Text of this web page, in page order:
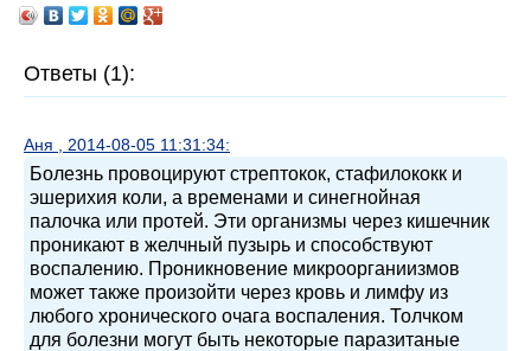
Ответы (1):
Аня , 2014-08-05 11:31:34:
Болезнь провоцируют стрептокок, стафилококк и
эшерихия коли, а временами и синегнойная
палочка или протей. Эти организмы через кишечник
проникают в желчный пузырь и способствуют
воспалению. Проникновение микроорганиизмов
может также произойти через кровь и лимфу из
любого хронического очага воспаления. Толчком
для болезни могут быть некоторые паразитаные